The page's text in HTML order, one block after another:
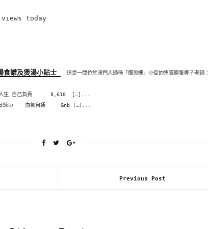
today
譜及煲湯小貼士
這是一間位於澳門人通稱「爛鬼樓」小街的售賣原隻椰子老鋪：
生 自己負責 8,610 […]...
功 血氣自通 &nb […]...
Previous Post